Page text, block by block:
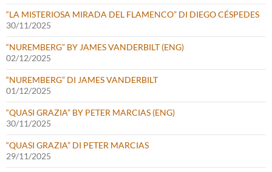
“LA MISTERIOSA MIRADA DEL FLAMENCO” DI DIEGO CÉSPEDES
30/11/2025
“NUREMBERG” BY JAMES VANDERBILT (ENG)
02/12/2025
“NUREMBERG” DI JAMES VANDERBILT
01/12/2025
“QUASI GRAZIA” BY PETER MARCIAS (ENG)
30/11/2025
“QUASI GRAZIA” DI PETER MARCIAS
29/11/2025